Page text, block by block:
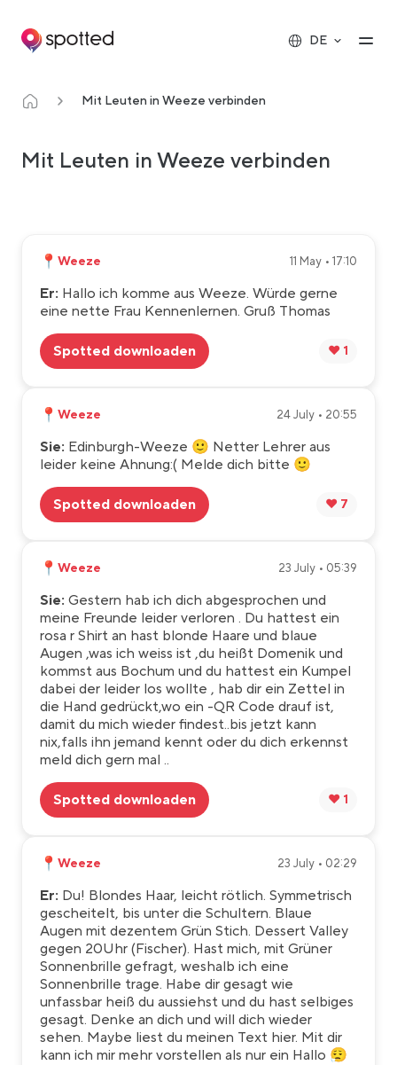
Main navigation
DE
Mit Leuten in Weeze verbinden
Mit Leuten in Weeze verbinden
📍 Weeze 11 May • 17:10
Er: Hallo ich komme aus Weeze. Würde gerne
eine nette Frau Kennenlernen. Gruß Thomas
Spotted downloaden ❤️ 1
📍 Weeze 24 July • 20:55
Sie: Edinburgh-Weeze 🙂 Netter Lehrer aus
leider keine Ahnung:( Melde dich bitte 🙂
Spotted downloaden ❤️ 7
📍 Weeze 23 July • 05:39
Sie: Gestern hab ich dich abgesprochen und
meine Freunde leider verloren . Du hattest ein
rosa r Shirt an hast blonde Haare und blaue
Augen ,was ich weiss ist ,du heißt Domenik und
kommst aus Bochum und du hattest ein Kumpel
dabei der leider los wollte , hab dir ein Zettel in
die Hand gedrückt,wo ein -QR Code drauf ist,
damit du mich wieder findest..bis jetzt kann
nix,falls ihn jemand kennt oder du dich erkennst
meld dich gern mal ..
Spotted downloaden ❤️ 1
📍 Weeze 23 July • 02:29
Er: Du! Blondes Haar, leicht rötlich. Symmetrisch
gescheitelt, bis unter die Schultern. Blaue
Augen mit dezentem Grün Stich. Dessert Valley
gegen 20Uhr (Fischer). Hast mich, mit Grüner
Sonnenbrille gefragt, weshalb ich eine
Sonnenbrille trage. Habe dir gesagt wie
unfassbar heiß du aussiehst und du hast selbiges
gesagt. Denke an dich und will dich wieder
sehen. Maybe liest du meinen Text hier. Mit dir
kann ich mir mehr vorstellen als nur ein Hallo 😮‍💨